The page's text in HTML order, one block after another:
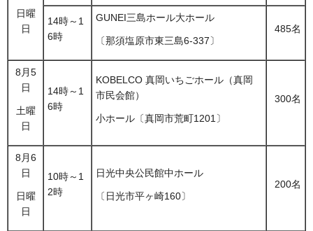
日曜
日
14時～1
6時
GUNEI三島ホール大ホール
〔那須塩原市東三島6-337〕
485名
8月5
日
土曜
日
14時～1
6時
KOBELCO 真岡いちごホール（真岡
市民会館）
小ホール〔真岡市荒町1201〕
300名
8月6
日
日曜
日
10時～1
2時
日光中央公民館中ホール
〔日光市平ヶ崎160〕
200名